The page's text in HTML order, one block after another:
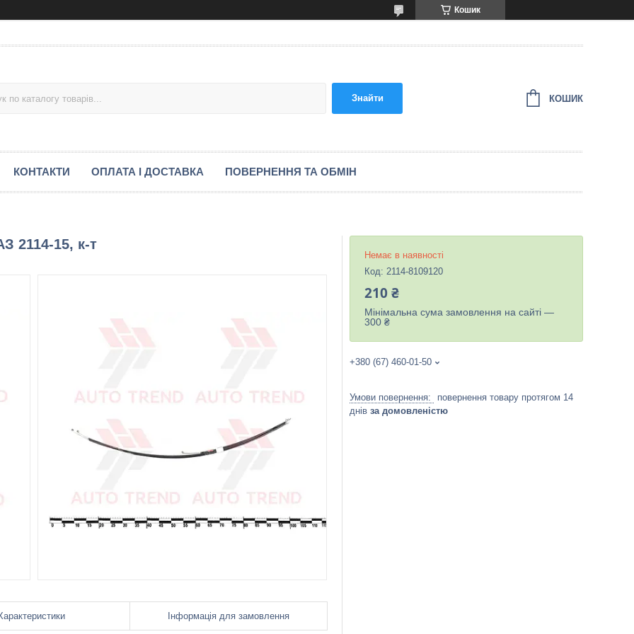
Кошик
Знайти КОШИК
КОНТАКТИ ОПЛАТА І ДОСТАВКА ПОВЕРНЕННЯ ТА ОБМІН
2114-15, к-т
Інформація для замовлення
Немає в наявності
Код: 2114-8109120
210 ₴
Мінімальна сума замовлення на сайті —
300 ₴
+380 (67) 460-01-50
повернення товару протягом 14
днів за домовленістю